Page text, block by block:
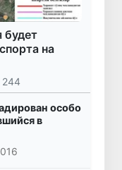
будет
на
244
особо
в